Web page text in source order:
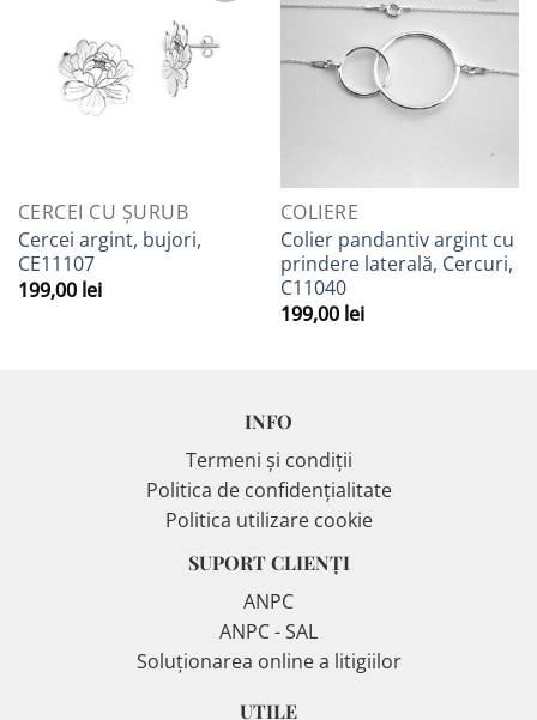
Adaugă
la
Favorite
CERCEI CU ȘURUB
Cercei argint, bujori,
CE11107
199,00 lei
Favorite
COLIERE
Colier pandantiv argint cu
prindere laterală, Cercuri,
C11040
199,00 lei
INFO
Termeni și condiții
Politica de confidențialitate
Politica utilizare cookie
SUPORT CLIENȚI
ANPC
ANPC - SAL
Soluționarea online a litigiilor
UTILE